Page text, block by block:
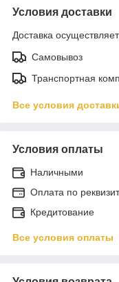
Условия доставки
Доставка
Самовывоз
Транспортная
Все условия
Условия оплаты
Наличными
Оплата по
Кредитование
Все условия оплаты